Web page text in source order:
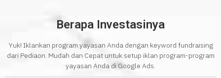
Berapa Investasinya
Yuk! Iklankan program yayasan Anda dengan keyword fundraising
dari Pediaon. Mudah dan Cepat untuk setup iklan program-program
yayasan Anda di Google Ads.